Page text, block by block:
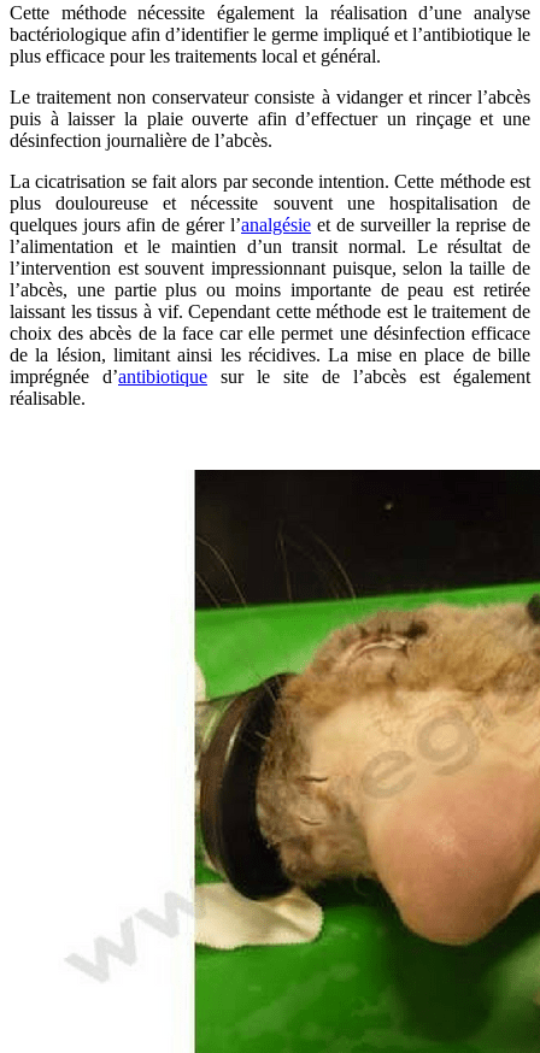
Cette méthode nécessite également la réalisation d’une analyse
bactériologique afin d’identifier le germe impliqué et l’antibiotique le
plus efficace pour les traitements local et général.
Le traitement non conservateur consiste à vidanger et rincer l’abcès
puis à laisser la plaie ouverte afin d’effectuer un rinçage et une
désinfection journalière de l’abcès.
La cicatrisation se fait alors par seconde intention. Cette méthode est
plus douloureuse et nécessite souvent une hospitalisation de
quelques jours afin de gérer l’analgésie et de surveiller la reprise de
l’alimentation et le maintien d’un transit normal. Le résultat de
l’intervention est souvent impressionnant puisque, selon la taille de
l’abcès, une partie plus ou moins importante de peau est retirée
laissant les tissus à vif. Cependant cette méthode est le traitement de
choix des abcès de la face car elle permet une désinfection efficace
de la lésion, limitant ainsi les récidives. La mise en place de bille
imprégnée d’antibiotique sur le site de l’abcès est également
réalisable.